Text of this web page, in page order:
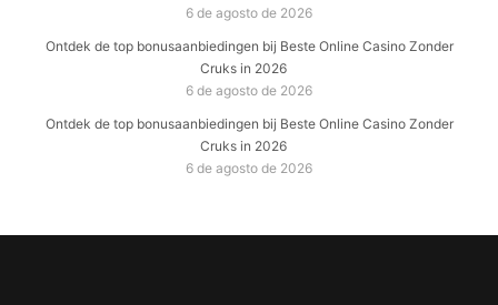
6 de agosto de 2026
Ontdek de top bonusaanbiedingen bij Beste Online Casino Zonder
Cruks in 2026
6 de agosto de 2026
Ontdek de top bonusaanbiedingen bij Beste Online Casino Zonder
Cruks in 2026
6 de agosto de 2026